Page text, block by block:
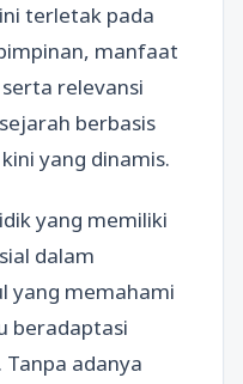
terletak pada
manfaat
relevansi
berbasis
yang dinamis.
yang memiliki
dalam
yang memahami
beradaptasi
adanya